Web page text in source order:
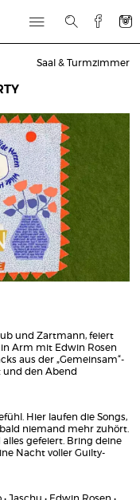
Saal & Turmzimmer
und Zartmann, feiert
Arm mit Edwin Rosen
aus der „Gemeinsam“-
und den Abend
Hier laufen die Songs,
niemand mehr zuhört.
gefeiert. Bring deine
Nacht voller Guilty-
Jaschu • Edwin Rosen •